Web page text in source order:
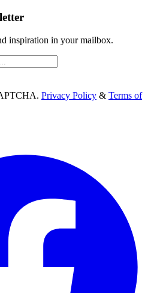
inspiration in your mailbox.
Privacy Policy & Terms of